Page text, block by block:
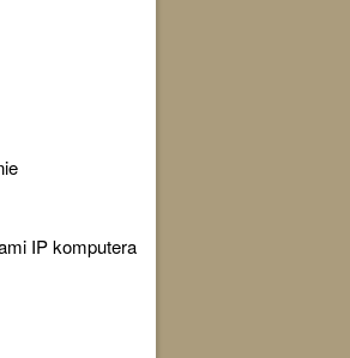
IP komputera